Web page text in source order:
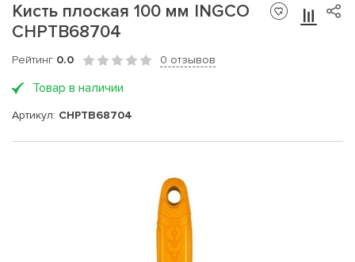
Кисть плоская 100 мм INGCO
CHPTB68704
Рейтинг 0.0 0 отзывов
Товар в наличии
Артикул: CHPTB68704